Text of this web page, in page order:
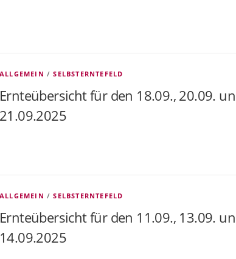
ALLGEMEIN /SELBSTERNTEFELD
Ernteübersicht für den 18.09., 20.09.
21.09.2025
ALLGEMEIN /SELBSTERNTEFELD
Ernteübersicht für den 11.09., 13.09.
14.09.2025